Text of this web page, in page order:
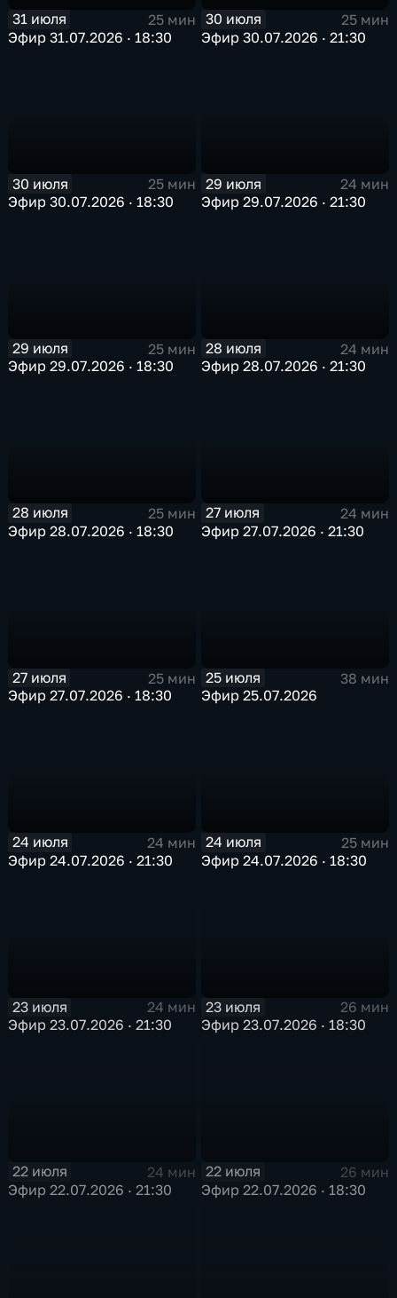
31 июля
25 мин
Эфир 31.07.2026 · 18:30
30 июля
25 мин
Эфир 30.07.2026 · 21:30
30 июля
25 мин
Эфир 30.07.2026 · 18:30
29 июля
24 мин
Эфир 29.07.2026 · 21:30
29 июля
25 мин
Эфир 29.07.2026 · 18:30
28 июля
24 мин
Эфир 28.07.2026 · 21:30
28 июля
25 мин
Эфир 28.07.2026 · 18:30
27 июля
24 мин
Эфир 27.07.2026 · 21:30
27 июля
25 мин
Эфир 27.07.2026 · 18:30
25 июля
38 мин
Эфир 25.07.2026
24 июля
24 мин
Эфир 24.07.2026 · 21:30
24 июля
25 мин
Эфир 24.07.2026 · 18:30
23 июля
24 мин
Эфир 23.07.2026 · 21:30
23 июля
26 мин
Эфир 23.07.2026 · 18:30
22 июля
24 мин
Эфир 22.07.2026 · 21:30
22 июля
26 мин
Эфир 22.07.2026 · 18:30